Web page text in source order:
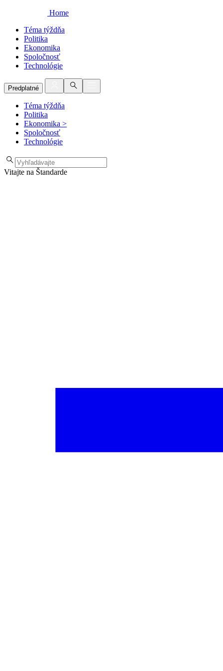
Home
Téma týždňa
Politika
Ekonomika
Spoločnosť
Technológie
Predplatné
Téma týždňa
Politika
Ekonomika >
Spoločnosť
Technológie
Vitajte na Štandarde